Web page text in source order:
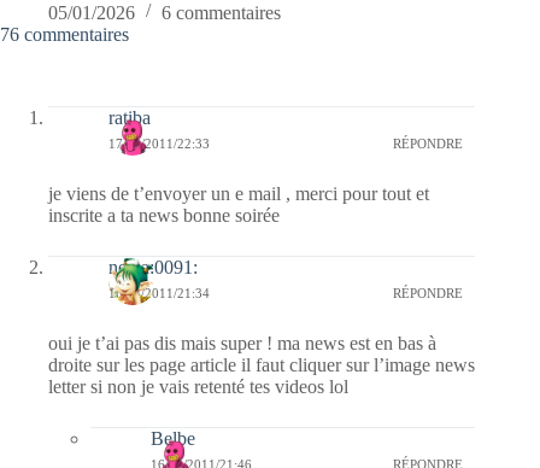
05/01/2026
6 commentaires
76 commentaires
ratiba
17/04/2011/22:33 RÉPONDRE
je viens de t’envoyer un e mail , merci pour tout et
inscrite a ta news bonne soirée
nessa:0091:
16/04/2011/21:34 RÉPONDRE
oui je t’ai pas dis mais super ! ma news est en bas à
droite sur les page article il faut cliquer sur l’image news
letter si non je vais retenté tes videos lol
Belbe
16/04/2011/21:46 RÉPONDRE